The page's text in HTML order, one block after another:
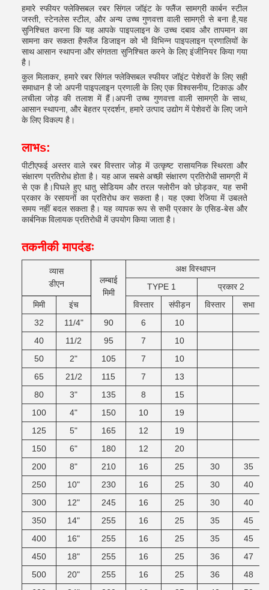
हमारे स्फीयर फ्लेक्सिबल रबर सिंगल जॉइंट के फ्लैंज सामग्री कार्बन स्टील
जस्ती, स्टेनलेस स्टील, और अन्य उच्च गुणवत्ता वाली सामग्री से बना है,यह
सुनिश्चित करना कि यह आपके पाइपलाइन के उच्च दबाव और तापमान का
सामना कर सकता हैफ्लैंज डिजाइन को भी विभिन्न पाइपलाइन प्रणालियों के
साथ आसान स्थापना और संगतता सुनिश्चित करने के लिए इंजीनियर किया गया
है।
कुल मिलाकर, हमारे रबर सिंगल फ्लेक्सिबल स्फीयर जॉइंट पेशेवरों के लिए सही
समाधान है जो अपनी पाइपलाइन प्रणाली के लिए एक विश्वसनीय, टिकाऊ और
लचीला जोड़ की तलाश में हैं।अपनी उच्च गुणवत्ता वाली सामग्री के साथ,
आसान स्थापना, और बेहतर प्रदर्शन, हमारे उत्पाद उद्योग में पेशेवरों के लिए जाने
के लिए विकल्प है।
लाभs:
पीटीएफई अस्तर वाले रबर विस्तार जोड़ में उत्कृष्ट रासायनिक स्थिरता और
संक्षारण प्रतिरोध होता है। यह आज सबसे अच्छी संक्षारण प्रतिरोधी सामग्री में
से एक है।पिघले हुए धातु सोडियम और तरल फ्लोरीन को छोड़कर, यह सभी
प्रकार के रसायनों का प्रतिरोध कर सकता है। यह एक्वा रेजिया में उबलते
समय नहीं बदल सकता है। यह व्यापक रूप से सभी प्रकार के एसिड-बेस और
कार्बनिक विलायक प्रतिरोधी में उपयोग किया जाता है।
तकनीकी मापदंडः
व्यास
डीएन
लम्बाई
मिमी
अक्ष विस्थापन
TYPE 1
प्रकार 2
मिमी
इंच विस्तार संपीड़न विस्तार सभा
32
11/4" 90 6
10
40
11/2 95 7
10
50
2" 105 7
10
65
21/2 115 7
13
80
3" 135 8
15
100
4" 150 10
19
125
5" 165 12
19
150
6" 180 12
20
200
8" 210 16 25 30
35
250
10" 230 16 25 30
40
300
12" 245 16 25 30
40
350
14" 255 16 25 35
45
400
16" 255 16 25 35
45
450
18" 255 16 25 36
47
500
20" 255 16 25 36
48